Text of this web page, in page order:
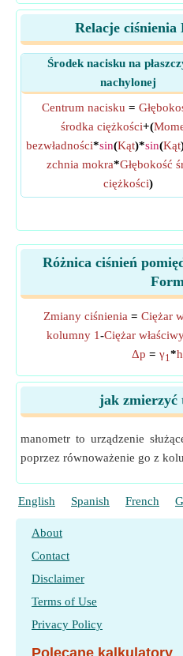
Relacje
Środek nacisku na
nachylonej
Centrum nacisku =
środka ciężkości+(
bezwładności*sin(Kąt)*sin(Kąt
zchnia mokra*Głębokość
ciężkości)
Różnica ciśnień
Zmiany ciśnienia = Ciężar
kolumny 1-Ciężar
Δp = γ1*h
jak zmierzyć
manometr to urządzenie
poprzez równoważenie go z
English Spanish French
About
Contact
Disclaimer
Terms of Use
Privacy Policy
Polecane kalkulatory